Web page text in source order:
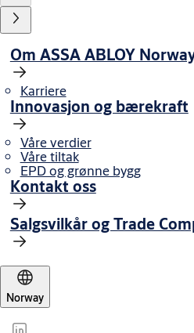
Om ASSA ABLOY
Karriere
Innovasjon og bærekraft
Våre verdier
Våre tiltak
EPD og grønne bygg
Kontakt oss
Salgsvilkår og Trade
Norway